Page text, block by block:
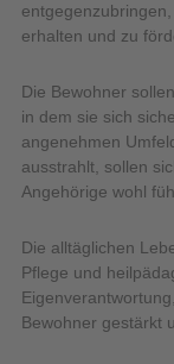
erhalten und zu
Die Bewohner
in dem sie sich
angenehmen
ausstrahlt, sollen
Angehörige wohl
Die alltäglichen
Pflege und
Bewohner gestärkt